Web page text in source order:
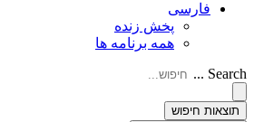
فارسی
پخش زنده
همه برنامه ها
Search ...
תוצאות חיפוש